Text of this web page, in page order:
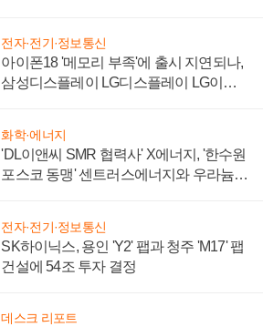
전자·전기·정보통신
아이폰18 '메모리 부족'에 출시 지연되나,
삼성디스플레이 LG디스플레이 LG이노
화학·에너지
'DL이앤씨 SMR 협력사' X에너지, '한수원
포스코 동맹' 센트러스에너지와 우라늄
전자·전기·정보통신
SK하이닉스, 용인 'Y2' 팹과 청주 'M17' 팹
건설에 54조 투자 결정
데스크 리포트